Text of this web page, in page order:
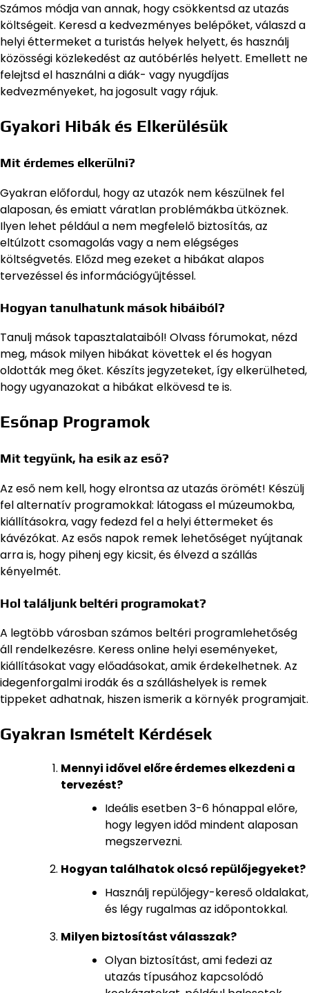
Számos módja van annak, hogy csökkentsd az utazás
költségeit. Keresd a kedvezményes belépőket, válaszd a
helyi éttermeket a turistás helyek helyett, és használj
közösségi közlekedést az autóbérlés helyett. Emellett ne
felejtsd el használni a diák- vagy nyugdíjas
kedvezményeket, ha jogosult vagy rájuk.
Gyakori Hibák és Elkerülésük
Mit érdemes elkerülni?
Gyakran előfordul, hogy az utazók nem készülnek fel
alaposan, és emiatt váratlan problémákba ütköznek.
Ilyen lehet például a nem megfelelő biztosítás, az
eltúlzott csomagolás vagy a nem elégséges
költségvetés. Előzd meg ezeket a hibákat alapos
tervezéssel és információgyűjtéssel.
Hogyan tanulhatunk mások hibáiból?
Tanulj mások tapasztalataiból! Olvass fórumokat, nézd
meg, mások milyen hibákat követtek el és hogyan
oldották meg őket. Készíts jegyzeteket, így elkerülheted,
hogy ugyanazokat a hibákat elkövesd te is.
Esőnap Programok
Mit tegyünk, ha esik az eső?
Az eső nem kell, hogy elrontsa az utazás örömét! Készülj
fel alternatív programokkal: látogass el múzeumokba,
kiállításokra, vagy fedezd fel a helyi éttermeket és
kávézókat. Az esős napok remek lehetőséget nyújtanak
arra is, hogy pihenj egy kicsit, és élvezd a szállás
kényelmét.
Hol találjunk beltéri programokat?
A legtöbb városban számos beltéri programlehetőség
áll rendelkezésre. Keress online helyi eseményeket,
kiállításokat vagy előadásokat, amik érdekelhetnek. Az
idegenforgalmi irodák és a szálláshelyek is remek
tippeket adhatnak, hiszen ismerik a környék programjait.
Gyakran Ismételt Kérdések
Mennyi idővel előre érdemes elkezdeni a
tervezést?
Ideális esetben 3-6 hónappal előre,
hogy legyen időd mindent alaposan
megszervezni.
Hogyan találhatok olcsó repülőjegyeket?
Használj repülőjegy-kereső oldalakat,
és légy rugalmas az időpontokkal.
Milyen biztosítást válasszak?
Olyan biztosítást, ami fedezi az
utazás típusához kapcsolódó